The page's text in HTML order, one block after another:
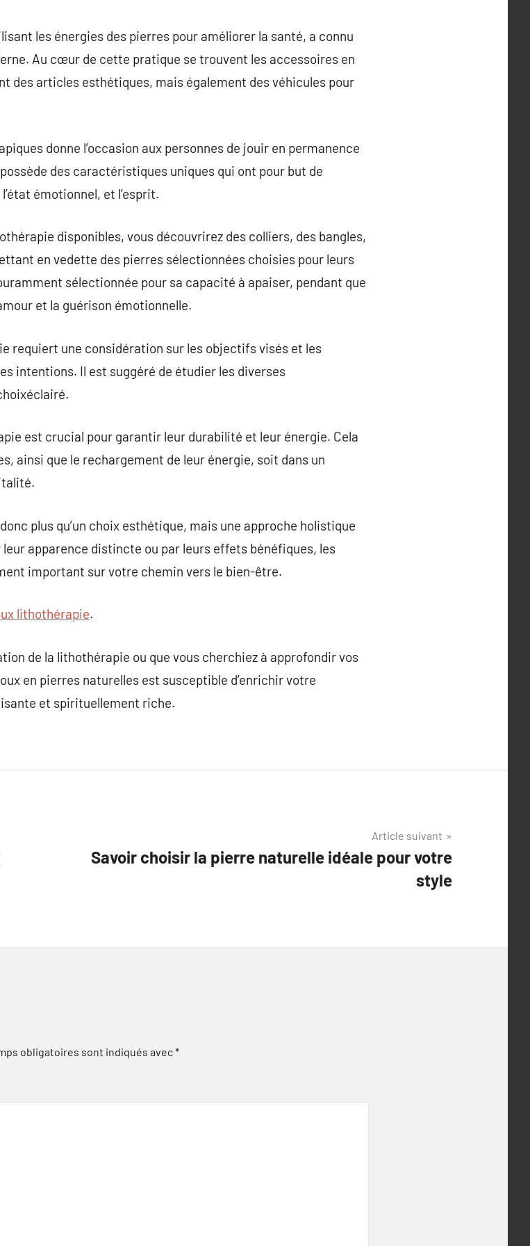
les énergies des pierres pour améliorer la santé, a connu
Au cœur de cette pratique se trouvent les accessoires en
des articles esthétiques, mais également des véhicules pour
donne l’occasion aux personnes de jouir en permanence
des caractéristiques uniques qui ont pour but de
émotionnel, et l’esprit.
disponibles, vous découvrirez des colliers, des bangles,
en vedette des pierres sélectionnées choisies pour leurs
sélectionnée pour sa capacité à apaiser, pendant que
et la guérison émotionnelle.
requiert une considération sur les objectifs visés et les
intentions. Il est suggéré de étudier les diverses
est crucial pour garantir leur durabilité et leur énergie. Cela
ainsi que le rechargement de leur énergie, soit dans un
plus qu’un choix esthétique, mais une approche holistique
apparence distincte ou par leurs effets bénéfiques, les
important sur votre chemin vers le bien-être.
lithothérapie.
de la lithothérapie ou que vous cherchiez à approfondir vos
en pierres naturelles est susceptible d’enrichir votre
et spirituellement riche.
Article suivant
Savoir choisir la pierre naturelle idéale pour votre
style
obligatoires sont indiqués avec*